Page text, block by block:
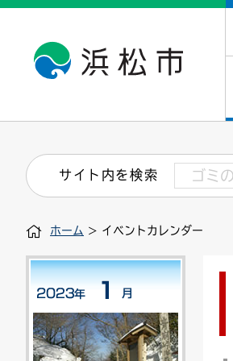
戸籍・住民の手続き
住まい・建築
税金
道路・交通・河川
印鑑登録証明書
道路台帳
子育て・青少年・若者
看護専門学校
小学校一覧
健康・医療
介護保険
文化・芸術
浜松・浜名湖だいすきネット
産業振興
発注情報(入札・契約)
募集
市の概要
外郭団体
職員採用
行政区
会議
附属機関
サイト内を検索
ホーム > イベントカレンダー